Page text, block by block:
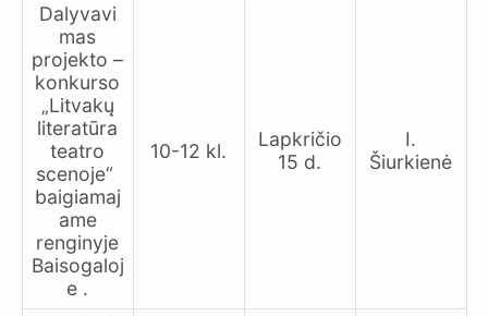
Dalyvavi
mas
projekto –
konkurso
„Litvakų
literatūra
teatro
scenoje“
baigiamaj
ame
renginyje
Baisogaloj
e .
10-12 kl.
Lapkričio
15 d.
I.
Šiurkienė